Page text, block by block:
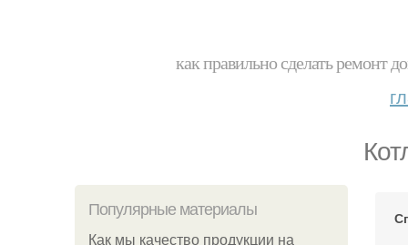
как правильно сделать ремонт
Популярные материалы
Как мы качество продукции на